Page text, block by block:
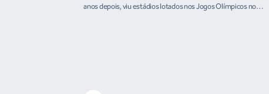
anos depois, viu estádios lotados nos Jogos Olímpicos no